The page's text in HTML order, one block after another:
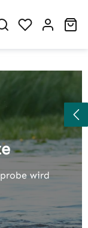
Du hast 0
wird